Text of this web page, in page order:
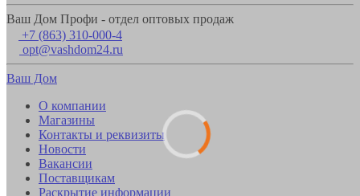
Ваш Дом Профи - отдел оптовых продаж
+7 (863) 310-000-4
opt@vashdom24.ru
Ваш Дом
О компании
Магазины
Контакты и реквизиты
Новости
Вакансии
Поставщикам
Раскрытие информации